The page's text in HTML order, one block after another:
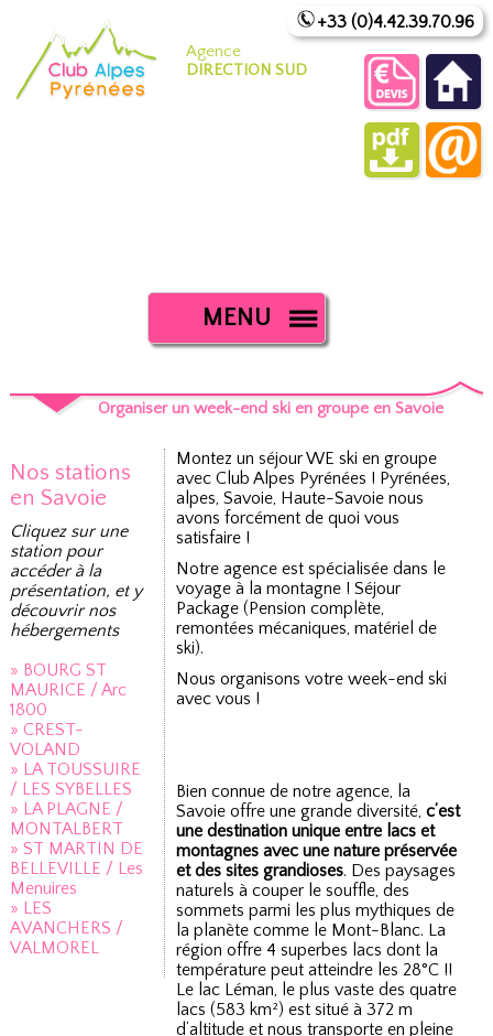
Agence
DIRECTION SUD
+33 (0)4.42.39.70.96
MENU
Organiser un week-end ski en groupe en Savoie
Nos stations
en Savoie
Cliquez sur une
station pour
accéder à la
présentation, et y
découvrir nos
hébergements
» BOURG ST
MAURICE / Arc
1800
» CREST-
VOLAND
» LA TOUSSUIRE
/ LES SYBELLES
» LA PLAGNE /
MONTALBERT
» ST MARTIN DE
BELLEVILLE / Les
Menuires
» LES
AVANCHERS /
VALMOREL
Montez un séjour WE ski en groupe
avec Club Alpes Pyrénées ! Pyrénées,
alpes, Savoie, Haute-Savoie nous
avons forcément de quoi vous
satisfaire !
Notre agence est spécialisée dans le
voyage à la montagne ! Séjour
Package (Pension complète,
remontées mécaniques, matériel de
ski).
Nous organisons votre week-end ski
avec vous !
Bien connue de notre agence, la
Savoie offre une grande diversité,c’est
une destination unique entre lacs et
montagnes avec une nature préservée
et des sites grandioses. Des paysages
naturels à couper le souffle, des
sommets parmi les plus mythiques de
la planète comme le Mont-Blanc. La
région offre 4 superbes lacs dont la
température peut atteindre les 28°C !!
Le lac Léman, le plus vaste des quatre
lacs (583 km²) est situé à 372 m
d’altitude et nous transporte en pleine